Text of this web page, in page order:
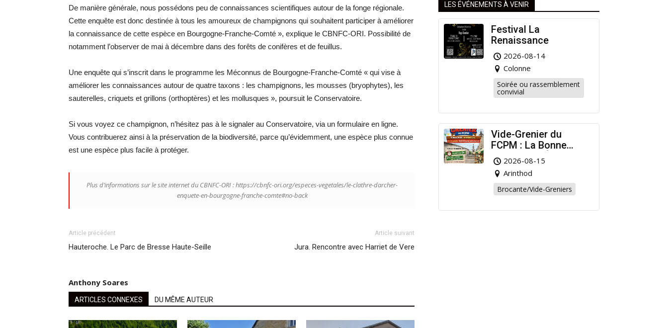
De manière générale, nous possédons peu de connaissances scientifiques autour de la fonge régionale.
Cette enquête est donc destinée à tous les amoureux de champignons qui souhaitent participer à améliorer
la connaissance de cette espèce en Bourgogne-Franche-Comté », explique le CBNFC-ORI. Possibilité de
notamment l’observer de mai à décembre dans des forêts de conifères et de feuillus.
Une enquête qui s’inscrit dans le programme les Méconnus de Bourgogne-Franche-Comté « qui vise à
améliorer les connaissances autour de quatre taxons : les champignons, les mousses (bryophytes), les
sauterelles, criquets et grillons (orthoptères) et les mollusques », poursuit le Conservatoire.
Si vous voyez ce champignon, n’hésitez pas à le signaler au Conservatoire, via un formulaire en ligne.
Vous contribuerez ainsi à la préservation de la biodiversité, parce qu’évidemment, une espèce plus connue
est une espèce plus facile à protéger.
Plus d’informations sur le site internet du CBNFC-ORI : https://cbnfc-ori.org/especes-vegetales/le-clathre-darcher-
enquete-en-bourgogne-franche-comte#no-back
Article précédent
Hauteroche. Le Parc de Bresse Haute-Seille
Article suivant
Jura. Rencontre avec Harriet de Vere
Anthony Soares
ARTICLES CONNEXES DU MÊME AUTEUR
LES ÉVÉNEMENTS À VENIR
Festival La
Renaissance
2026-08-14
Colonne
Soirée ou rassemblement
convivial
Vide-Grenier du
FCPM : La Bonne
Affaire de l’Été à
Arinthod !
2026-08-15
Arinthod
Brocante/Vide-Greniers